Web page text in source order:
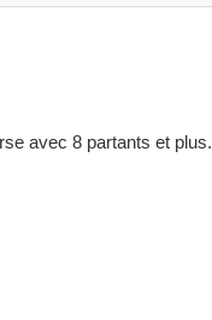
avec 8 partants et plus.